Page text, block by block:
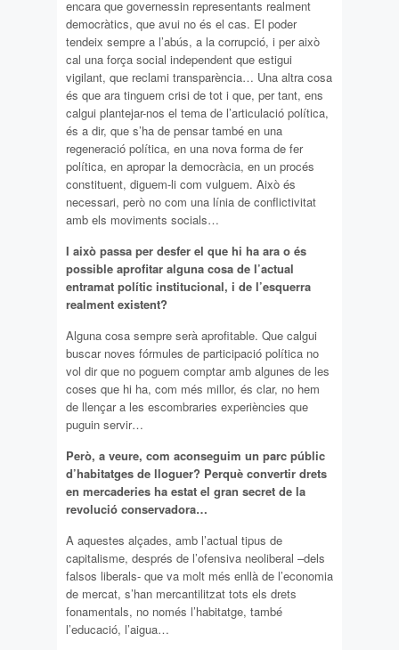
encara que governessin representants realment
democràtics, que avui no és el cas. El poder
tendeix sempre a l’abús, a la corrupció, i per això
cal una força social independent que estigui
vigilant, que reclami transparència… Una altra cosa
és que ara tinguem crisi de tot i que, per tant, ens
calgui plantejar-nos el tema de l’articulació política,
és a dir, que s’ha de pensar també en una
regeneració política, en una nova forma de fer
política, en apropar la democràcia, en un procés
constituent, diguem-li com vulguem. Això és
necessari, però no com una línia de conflictivitat
amb els moviments socials…
I això passa per desfer el que hi ha ara o és
possible aprofitar alguna cosa de l’actual
entramat polític institucional, i de l’esquerra
realment existent?
Alguna cosa sempre serà aprofitable. Que calgui
buscar noves fórmules de participació política no
vol dir que no poguem comptar amb algunes de les
coses que hi ha, com més millor, és clar, no hem
de llençar a les escombraries experiències que
puguin servir…
Però, a veure, com aconseguim un parc públic
d’habitatges de lloguer? Perquè convertir drets
en mercaderies ha estat el gran secret de la
revolució conservadora…
A aquestes alçades, amb l’actual tipus de
capitalisme, després de l’ofensiva neoliberal –dels
falsos liberals- que va molt més enllà de l’economia
de mercat, s’han mercantilitzat tots els drets
fonamentals, no només l’habitatge, també
l’educació, l’aigua…